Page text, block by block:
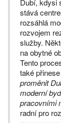
Dubí, kdysi
stává
rozsáhlá
rozvojem
služby.
na obytné
Tento
také
proměnit
moderní
pracovními
radní pro